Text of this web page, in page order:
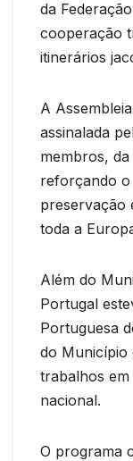
da
cooperação
itinerários
A
assinalada
membros,
reforçando
preservação
toda a
Além do
Portugal
Portuguesa
do Município
trabalhos
nacional.
O programa